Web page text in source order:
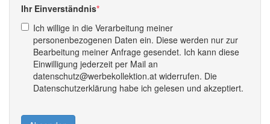
Ihr Einverständnis
Ich willige in die Verarbeitung meiner
personenbezogenen Daten ein. Diese werden nur zur
Bearbeitung meiner Anfrage gesendet. Ich kann diese
Einwilligung jederzeit per Mail an
datenschutz@werbekollektion.at widerrufen. Die
Datenschutzerklärung habe ich gelesen und akzeptiert.